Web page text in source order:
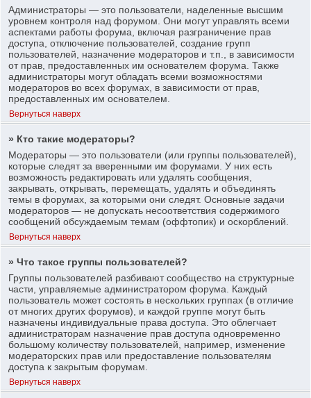
Администраторы — это пользователи, наделенные высшим
уровнем контроля над форумом. Они могут управлять всеми
аспектами работы форума, включая разграничение прав
доступа, отключение пользователей, создание групп
пользователей, назначение модераторов и т.п., в зависимости
от прав, предоставленных им основателем форума. Также
администраторы могут обладать всеми возможностями
модераторов во всех форумах, в зависимости от прав,
предоставленных им основателем.
Вернуться наверх
» Кто такие модераторы?
Модераторы — это пользователи (или группы пользователей),
которые следят за вверенными им форумами. У них есть
возможность редактировать или удалять сообщения,
закрывать, открывать, перемещать, удалять и объединять
темы в форумах, за которыми они следят. Основные задачи
модераторов — не допускать несоответствия содержимого
сообщений обсуждаемым темам (оффтопик) и оскорблений.
Вернуться наверх
» Что такое группы пользователей?
Группы пользователей разбивают сообщество на структурные
части, управляемые администратором форума. Каждый
пользователь может состоять в нескольких группах (в отличие
от многих других форумов), и каждой группе могут быть
назначены индивидуальные права доступа. Это облегчает
администраторам назначение прав доступа одновременно
большому количеству пользователей, например, изменение
модераторских прав или предоставление пользователям
доступа к закрытым форумам.
Вернуться наверх